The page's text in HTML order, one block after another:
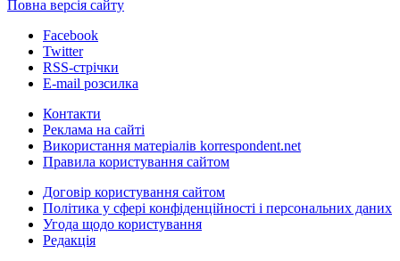
Повна версія сайту
Facebook
Twitter
RSS-стрічки
E-mail розсилка
Контакти
Реклама на сайті
Використання матеріалів korrespondent.net
Правила користування сайтом
Договір користування сайтом
Політика у сфері конфіденційності і персональних даних
Угода щодо користування
Редакція